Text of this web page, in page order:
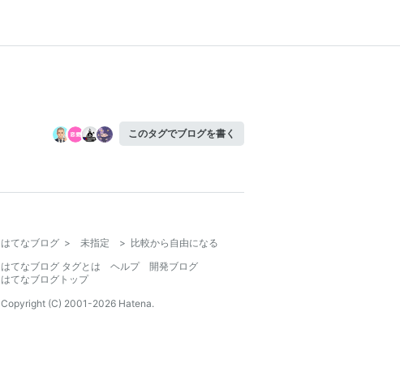
このタグでブログを書く
はてなブログ > 未指定 > 比較から自由になる
はてなブログ タグとは
ヘルプ
開発ブログ
はてなブログトップ
Copyright (C) 2001-2026 Hatena.